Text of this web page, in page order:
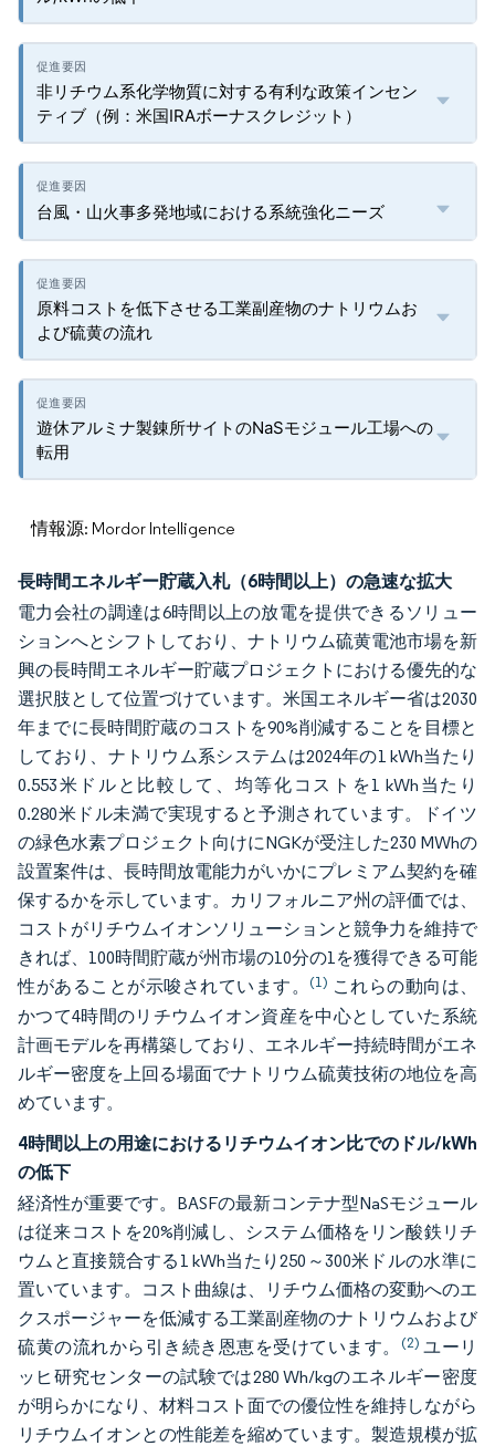
非リチウム系化学物質に対する有利な政策インセン
ティブ（例：米国IRAボーナスクレジット）
台風・山火事多発地域における系統強化ニーズ
原料コストを低下させる工業副産物のナトリウムお
よび硫黄の流れ
遊休アルミナ製錬所サイトのNaSモジュール工場への
転用
情報源: Mordor Intelligence
長時間エネルギー貯蔵入札（6時間以上）の急速な拡大
電力会社の調達は6時間以上の放電を提供できるソリュー
ションへとシフトしており、ナトリウム硫黄電池市場を新
興の長時間エネルギー貯蔵プロジェクトにおける優先的な
選択肢として位置づけています。米国エネルギー省は2030
年までに長時間貯蔵のコストを90%削減することを目標と
しており、ナトリウム系システムは2024年の1 kWh当たり
0.553米ドルと比較して、均等化コストを1 kWh当たり
0.280米ドル未満で実現すると予測されています。ドイツ
の緑色水素プロジェクト向けにNGKが受注した230 MWhの
設置案件は、長時間放電能力がいかにプレミアム契約を確
保するかを示しています。カリフォルニア州の評価では、
コストがリチウムイオンソリューションと競争力を維持で
きれば、100時間貯蔵が州市場の10分の1を獲得できる可能
性があることが示唆されています。
(1) これらの動向は、
かつて4時間のリチウムイオン資産を中心としていた系統
計画モデルを再構築しており、エネルギー持続時間がエネ
ルギー密度を上回る場面でナトリウム硫黄技術の地位を高
めています。
4時間以上の用途におけるリチウムイオン比でのドル/kWh
の低下
経済性が重要です。BASFの最新コンテナ型NaSモジュール
は従来コストを20%削減し、システム価格をリン酸鉄リチ
ウムと直接競合する1 kWh当たり250～300米ドルの水準に
置いています。コスト曲線は、リチウム価格の変動へのエ
クスポージャーを低減する工業副産物のナトリウムおよび
硫黄の流れから引き続き恩恵を受けています。
(2) ユーリ
ッヒ研究センターの試験では280 Wh/kgのエネルギー密度
が明らかになり、材料コスト面での優位性を維持しながら
リチウムイオンとの性能差を縮めています。製造規模が拡